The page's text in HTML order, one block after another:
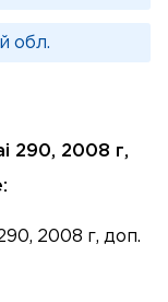
обл.
290, 2008 г,
2008 г, доп.